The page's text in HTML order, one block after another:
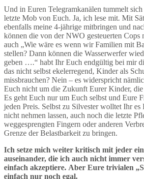
Und in Euren Telegramkanälen tummelt
letzte Mob von Euch. Ja, ich lese mit. Mit
ebenfalls meine 4-jährige mitbringen und
können die von der NWO gesteuerten Cops
auch „Wie wäre es wenn wir Familien mit
stellen? Dann können die Wasserwerfer
geben ….“ habt Ihr Euch endgültig bei mir
das nicht selbst ekelerregend, Kinder als
missbrauchen? Nein – es widerspricht
Euch nicht um die Zukunft Eurer Kinder,
Es geht Euch nur um Euch selbst und Eure
jeden Preis. Selbst zu Silvester wolltet Ihr
nicht nehmen lassen, auch noch die letzte
weggesprengten Fingern oder anderen
Grenze der Belastbarkeit zu bringen.
Ich setze mich weiter kritisch mit jeder
auseinander, die ich auch nicht immer
einfach akzeptiere. Aber Eure trivialen
einfach nur noch egal.